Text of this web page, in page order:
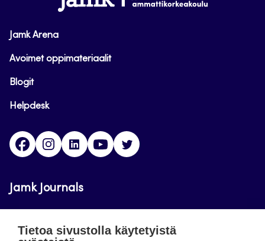
Jamk Arena
Avoimet oppimateriaalit
Blogit
Helpdesk
FacebookInstagram
LinkedInYoutube
Jamk Journals
luettavissa. Verkkolehtien tarkoituksena on tukea
Tietoa sivustolla käytetyistä